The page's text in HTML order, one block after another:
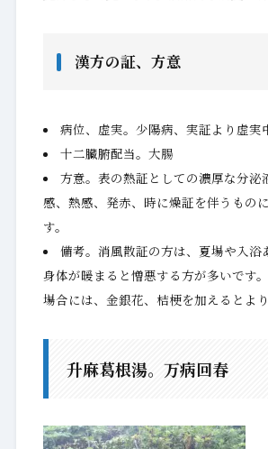
漢方の証、方意
病位、虚実。少陽病、実証より虚実
十二臓腑配当。大腸
方意。表の熱証としての濃厚な分泌
感、熱感、発赤、時に燥証を伴うもの
す。
備考。消風散証の方は、夏場や入浴
身体が暖まると憎悪する方が多いです
場合には、金銀花、桔梗を加えるとより
升麻葛根湯。万病回春